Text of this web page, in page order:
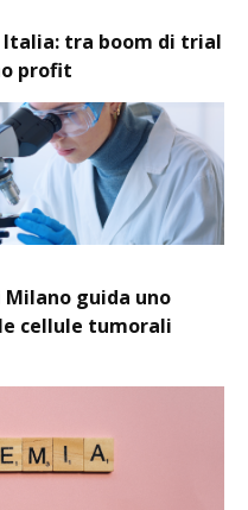
tra boom di trial
profit
Milano guida uno
cellule tumorali